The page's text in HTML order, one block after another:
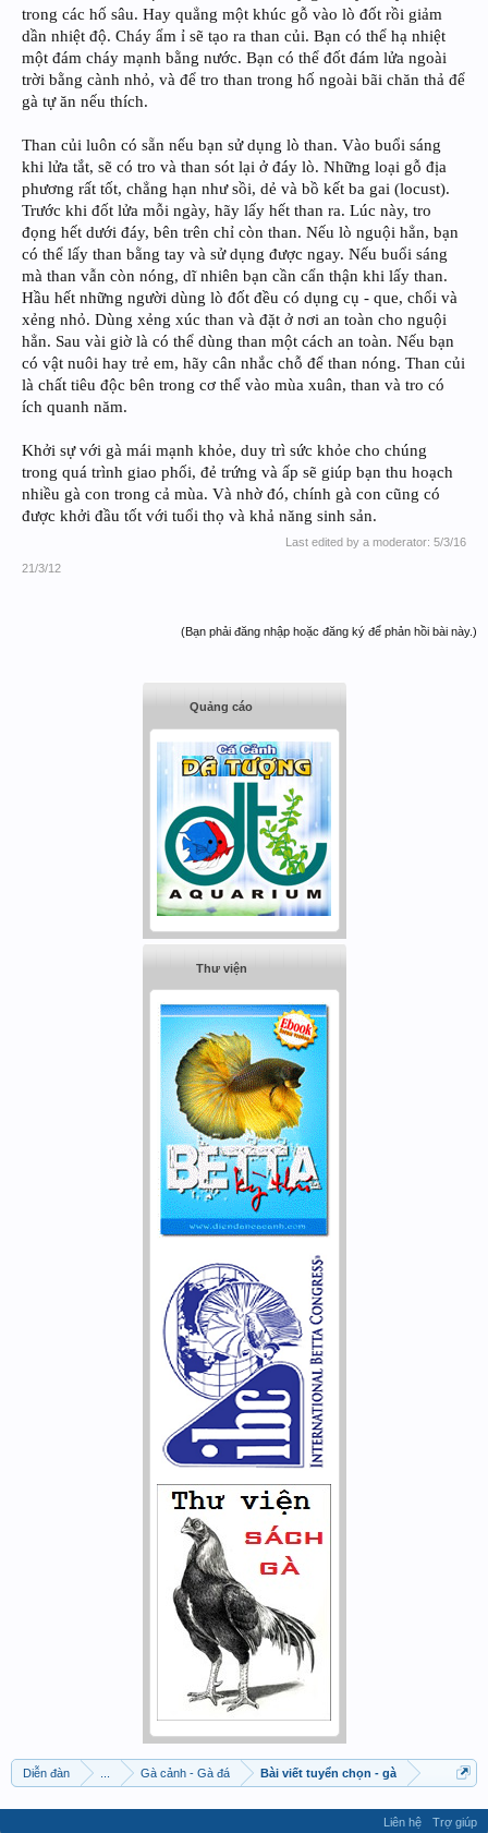
trong các hố sâu. Hay quẳng một khúc gỗ vào lò đốt rồi giảm
dần nhiệt độ. Cháy ẩm ỉ sẽ tạo ra than củi. Bạn có thể hạ nhiệt
một đám cháy mạnh bằng nước. Bạn có thể đốt đám lửa ngoài
trời bằng cành nhỏ, và để tro than trong hố ngoài bãi chăn thả để
gà tự ăn nếu thích.
Than củi luôn có sẵn nếu bạn sử dụng lò than. Vào buổi sáng
khi lửa tắt, sẽ có tro và than sót lại ở đáy lò. Những loại gỗ địa
phương rất tốt, chẳng hạn như sồi, dẻ và bồ kết ba gai (locust).
Trước khi đốt lửa mỗi ngày, hãy lấy hết than ra. Lúc này, tro
đọng hết dưới đáy, bên trên chỉ còn than. Nếu lò nguội hẳn, bạn
có thể lấy than bằng tay và sử dụng được ngay. Nếu buổi sáng
mà than vẫn còn nóng, dĩ nhiên bạn cần cẩn thận khi lấy than.
Hầu hết những người dùng lò đốt đều có dụng cụ - que, chổi và
xẻng nhỏ. Dùng xẻng xúc than và đặt ở nơi an toàn cho nguội
hẳn. Sau vài giờ là có thể dùng than một cách an toàn. Nếu bạn
có vật nuôi hay trẻ em, hãy cân nhắc chỗ để than nóng. Than củi
là chất tiêu độc bên trong cơ thể vào mùa xuân, than và tro có
ích quanh năm.
Khởi sự với gà mái mạnh khỏe, duy trì sức khỏe cho chúng
trong quá trình giao phối, đẻ trứng và ấp sẽ giúp bạn thu hoạch
nhiều gà con trong cả mùa. Và nhờ đó, chính gà con cũng có
được khởi đầu tốt với tuổi thọ và khả năng sinh sản.
Last edited by a moderator: 5/3/16
21/3/12
(Bạn phải đăng nhập hoặc đăng ký để phản hồi bài này.)
Quảng cáo
Thư viện
Diễn đàn ... Gà cảnh - Gà đá Bài viết tuyển chọn - gà
Liên hệ Trợ giúp